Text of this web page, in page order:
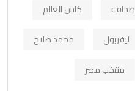
صحافة
كاس العالم
ليفربول
محمد صلاح
منتخب مصر